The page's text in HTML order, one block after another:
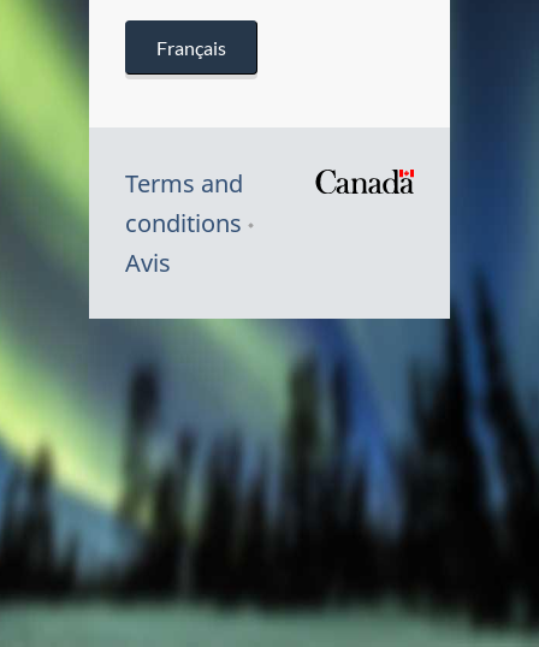
Français
Terms and
conditions
Avis
Canada